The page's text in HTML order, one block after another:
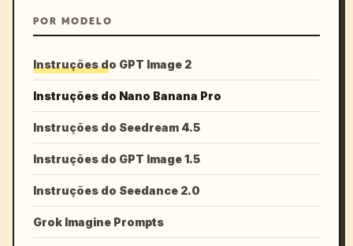
POR MODELO
Instruções do GPT Image 2
Instruções do Nano Banana Pro
Instruções do Seedream 4.5
Instruções do GPT Image 1.5
Instruções do Seedance 2.0
Grok Imagine Prompts